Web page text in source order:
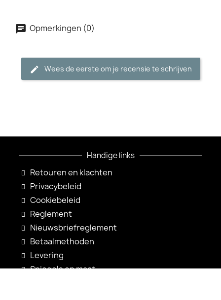
Opmerkingen (0)
Wees de eerste om je recensie te schrijven
Handige links
Retouren en klachten
Privacybeleid
Cookiebeleid
Reglement
Nieuwsbriefreglement
Betaalmethoden
Levering
Spiegels op maat